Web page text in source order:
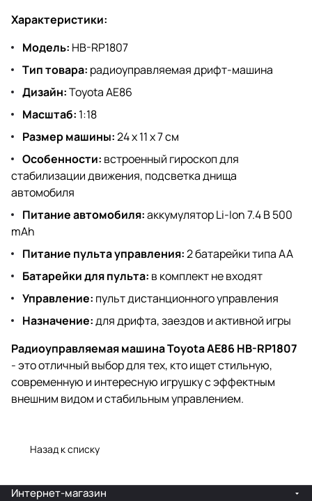
Характеристики:
Модель: HB-RP1807
Тип товара: радиоуправляемая дрифт-машина
Дизайн:Toyota AE86
Масштаб: 1:18
Размер машины:24 х 11 х 7 см
Особенности: встроенный гироскоп для
стабилизации движения, подсветка днища
автомобиля
Питание автомобиля:аккумулятор Li-Ion 7.4 В 500
mAh
Питание пульта управления:2 батарейки типа AA
Батарейки для пульта: в комплект не входят
Управление: пульт дистанционного управления
Назначение:для дрифта, заездов и активной игры
Радиоуправляемая машина Toyota AE86 HB-RP1807
- это отличный выбор для тех, кто ищет стильную,
современную и интересную игрушку с эффектным
внешним видом и стабильным управлением.
Назад к списку
Интернет-магазин